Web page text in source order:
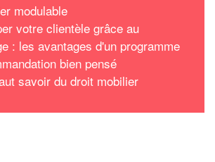
modulable
votre clientèle grâce au
: les avantages d'un programme
bien pensé
savoir du droit mobilier